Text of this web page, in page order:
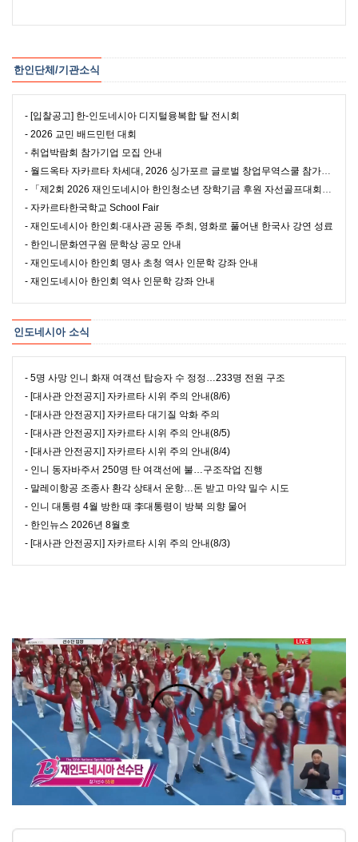
한인단체/기관소식
- [입찰공고] 한-인도네시아 디지털융복합 탈 전시회
- 2026 교민 배드민턴 대회
- 취업박람회 참가기업 모집 안내
- 월드옥타 자카르타 차세대, 2026 싱가포르 글로벌 창업무역스쿨 참가자 모집
- 「제2회 2026 재인도네시아 한인청소년 장학기금 후원 자선골프대회」 안내
- 자카르타한국학교 School Fair
- 재인도네시아 한인회·대사관 공동 주최, 영화로 풀어낸 한국사 강연 성료
- 한인니문화연구원 문학상 공모 안내
- 재인도네시아 한인회 명사 초청 역사 인문학 강좌 안내
- 재인도네시아 한인회 역사 인문학 강좌 안내
인도네시아 소식
- 5명 사망 인니 화재 여객선 탑승자 수 정정…233명 전원 구조
- [대사관 안전공지] 자카르타 시위 주의 안내(8/6)
- [대사관 안전공지] 자카르타 대기질 악화 주의
- [대사관 안전공지] 자카르타 시위 주의 안내(8/5)
- [대사관 안전공지] 자카르타 시위 주의 안내(8/4)
- 인니 동자바주서 250명 탄 여객선에 불…구조작업 진행
- 말레이항공 조종사 환각 상태서 운항…돈 받고 마약 밀수 시도
- 인니 대통령 4월 방한 때 李대통령이 방북 의향 물어
- 한인뉴스 2026년 8월호
- [대사관 안전공지] 자카르타 시위 주의 안내(8/3)